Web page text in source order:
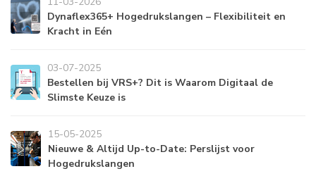
Dynaflex365+ Hogedrukslangen – Flexibiliteit en
Kracht in Eén
03-07-2025
Bestellen bij VRS+? Dit is Waarom Digitaal de
Slimste Keuze is
15-05-2025
Nieuwe & Altijd Up-to-Date: Perslijst voor
Hogedrukslangen